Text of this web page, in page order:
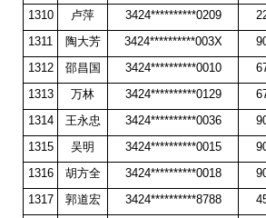
1310
卢萍 3424**********0209
1311
陶大芳 3424**********003X
1312
邵昌国 3424**********0010
1313
万林 3424**********0129
1314
王永忠 3424**********0036
1315
吴明 3424**********0015
1316
胡方全 3424**********0018
1317
郭道宏 3424**********8788